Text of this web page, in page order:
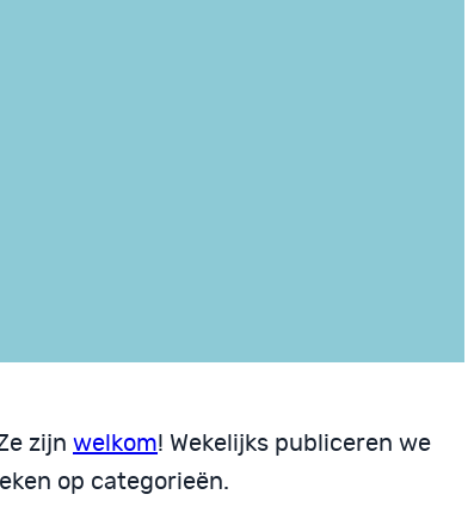
zijn welkom! Wekelijks publiceren we
op categorieën.